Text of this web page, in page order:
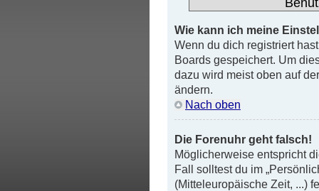
Wie kann ich meine
Wenn du dich registriert
Boards gespeichert. Um
dazu wird meist oben auf
ändern.
Nach oben
Die Forenuhr geht falsch!
Möglicherweise entspricht
Fall solltest du im
(Mitteleuropäische Zeit, ...)